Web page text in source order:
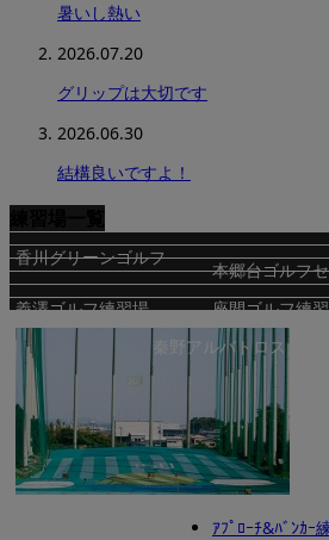
暑いし熱い
2026.07.20
グリップは大切です
2026.06.30
結構良いですよ！
香川グリーンゴルフ
本郷台ゴルフ
義澤ゴルフ練習場
座間ゴルフ練
秦野アルバトロス
ｱﾌﾟﾛｰﾁ&ﾊﾞﾝｶｰ